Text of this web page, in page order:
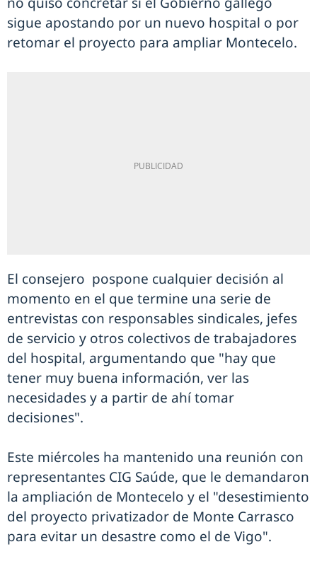
sigue apostando por un nuevo hospital o por
retomar el proyecto para ampliar Montecelo.
El consejero pospone cualquier decisión al
momento en el que termine una serie de
entrevistas con responsables sindicales, jefes
de servicio y otros colectivos de trabajadores
del hospital, argumentando que "hay que
tener muy buena información, ver las
necesidades y a partir de ahí tomar
decisiones".
Este miércoles ha mantenido una reunión con
representantes CIG Saúde, que le demandaron
la ampliación de Montecelo y el "desestimiento
del proyecto privatizador de Monte Carrasco
para evitar un desastre como el de Vigo".